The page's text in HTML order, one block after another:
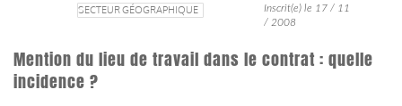
SECTEUR GÉOGRAPHIQUE
Inscrit(e) le 17 / 11
/ 2008
Mention du lieu de travail dans le contrat : quelle
incidence ?